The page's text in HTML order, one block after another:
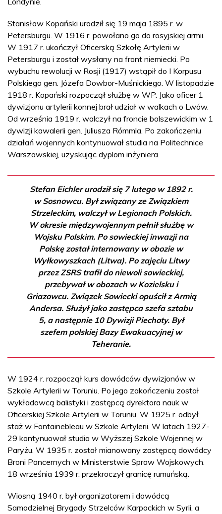
Stanisław Kopański urodził się 19 maja 1895 r. w
Petersburgu. W 1916 r. powołano go do rosyjskiej armii.
W 1917 r. ukończył Oficerską Szkołę Artylerii w
Petersburgu i został wysłany na front niemiecki. Po
wybuchu rewolucji w Rosji (1917) wstąpił do I Korpusu
Polskiego gen. Józefa Dowbor-Muśnickiego. W listopadzie
1918 r. Kopański rozpoczął służbę w WP. Jako oficer 1
dywizjonu artylerii konnej brał udział w walkach o Lwów.
Od września 1919 r. walczył na froncie bolszewickim w 1
dywizji kawalerii gen. Juliusza Rómmla. Po zakończeniu
działań wojennych kontynuował studia na Politechnice
Warszawskiej, uzyskując dyplom inżyniera.
Stefan Eichler urodził się 7 lutego w 1892 r.
w Sosnowcu. Był związany ze Związkiem
Strzeleckim, walczył w Legionach Polskich.
W okresie międzywojennym pełnił służbę w
Wojsku Polskim. Po sowieckiej inwazji na
Polskę został internowany w obozie w
Wyłkowyszkach (Litwa). Po zajęciu Litwy
przez ZSRS trafił do niewoli sowieckiej,
przebywał w obozach w Kozielsku i
Griazowcu. Związek Sowiecki opuścił z Armią
Andersa. Służył jako zastępca szefa sztabu
5, a następnie 10 Dywizji Piechoty. Był
szefem polskiej Bazy Ewakuacyjnej w
Teheranie.
W 1924 r. rozpoczął kurs dowódców dywizjonów w
Szkole Artylerii w Toruniu. Po jego zakończeniu został
wykładowcą balistyki i zastępcą dyrektora nauk w
Oficerskiej Szkole Artylerii w Toruniu. W 1925 r. odbył
staż w Fontainebleau w Szkole Artylerii. W latach 1927-
29 kontynuował studia w Wyższej Szkole Wojennej w
Paryżu. W 1935 r. został mianowany zastępcą dowódcy
Broni Pancernych w Ministerstwie Spraw Wojskowych.
18 września 1939 r. przekroczył granicę rumuńską.
Wiosną 1940 r. był organizatorem i dowódcą
Samodzielnej Brygady Strzelców Karpackich w Syrii, a